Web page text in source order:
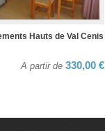
Hauts de Val Cenis
A partir de 330,00 €